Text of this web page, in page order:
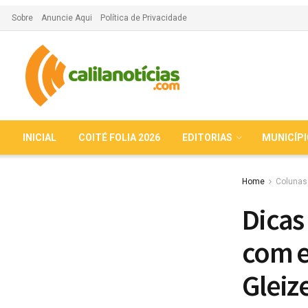
Sobre Anuncie Aqui Política de Privacidade
INICIAL COITÉ FOLIA 2026 EDITORIAS
Home Colunas
com